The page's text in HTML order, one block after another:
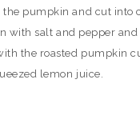
pumpkin and cut into
with salt and pepper
the roasted pumpkin
lemon juice.